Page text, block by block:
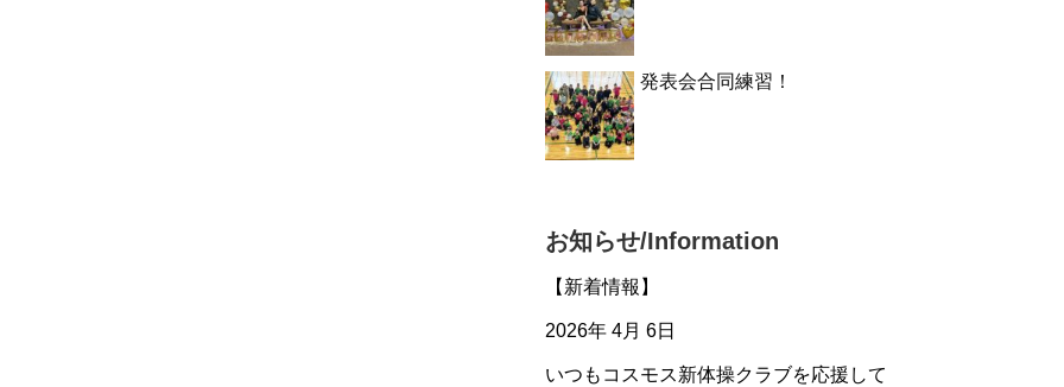
発表会合同練習！
お知らせ/Information
【新着情報】
2026年 4月 6日
いつもコスモス新体操クラブを応援して